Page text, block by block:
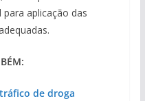
aplicação das
de droga